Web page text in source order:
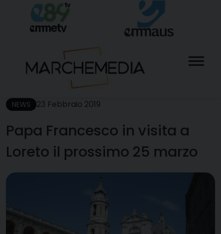
content
NEWS 23 Febbraio 2019
Papa Francesco in visita a
Loreto il prossimo 25 marzo